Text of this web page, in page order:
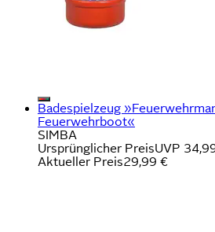
Badespielzeug
Feuerwehrboot«
SIMBA
Ursprünglicher PreisUVP
Aktueller Preis29,99 €